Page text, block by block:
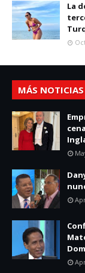
La
MÁS NOTICIAS